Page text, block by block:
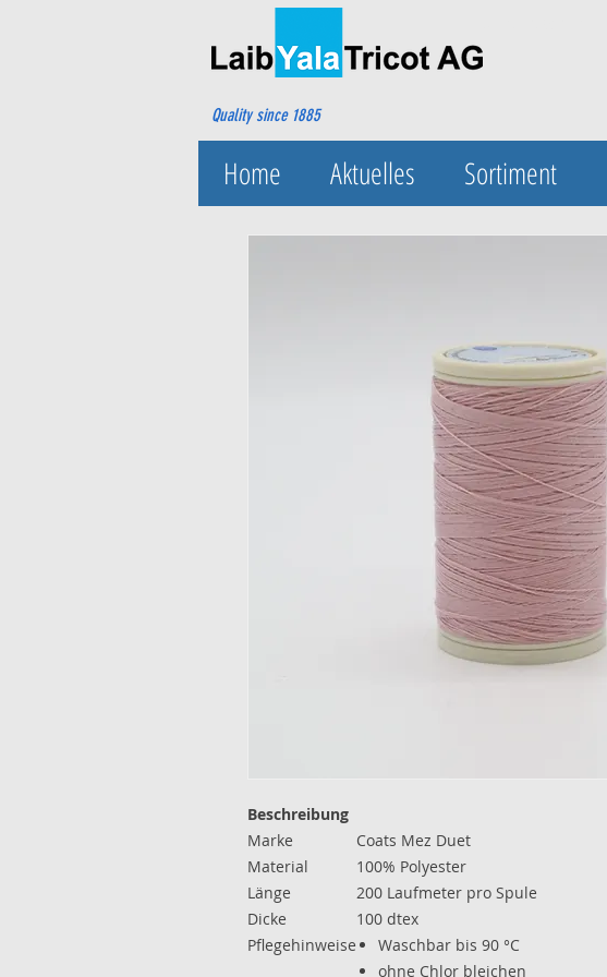
Quality since 1885
Home Aktuelles Sortiment
Beschreibung
Marke
Coats Mez Duet
Material
100% Polyester
Länge
200 Laufmeter pro Spule
Dicke
100 dtex
Pflegehinweise
Waschbar bis 90 °C
ohne Chlor bleichen